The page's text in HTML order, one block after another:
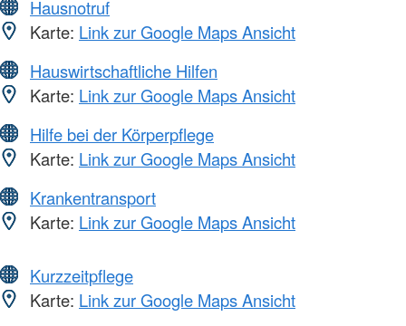
Hausnotruf
Karte: Link zur Google Maps Ansicht
Hauswirtschaftliche Hilfen
Karte: Link zur Google Maps Ansicht
Hilfe bei der Körperpflege
Karte: Link zur Google Maps Ansicht
Krankentransport
Karte: Link zur Google Maps Ansicht
Kurzzeitpflege
Karte: Link zur Google Maps Ansicht